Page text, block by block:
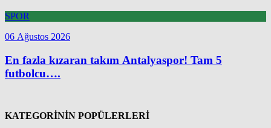
SPOR
06 Ağustos 2026
En fazla kızaran takım Antalyaspor! Tam 5
futbolcu….
KATEGORİNİN POPÜLERLERİ